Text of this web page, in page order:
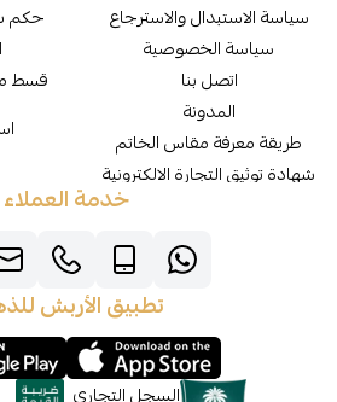
سياسة الاستبدال والاسترجاع
سياسة الخصوصية
اتصل بنا
المدونة
طريقة معرفة مقاس الخاتم
شهادة توثيق التجارة الالكترونية
حكم
قسط
خدمة العملاء
تطبيق الأربش
السجل التجاري